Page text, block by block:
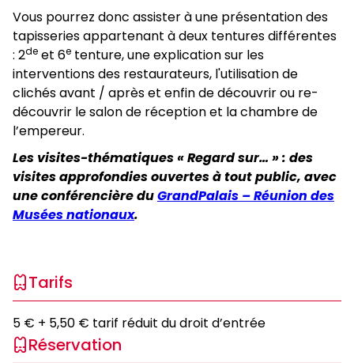
Vous pourrez donc assister à une présentation des
tapisseries appartenant à deux tentures différentes
: 2de et 6e tenture, une explication sur les
interventions des restaurateurs, l'utilisation de
clichés avant / après et enfin de découvrir ou re-
découvrir le salon de réception et la chambre de
l’empereur.
Les visites-thématiques « Regard sur… » : des
visites approfondies ouvertes à tout public, avec
une conférencière duGrandPalais – Réunion des
Musées nationaux.
Tarifs
5 € + 5,50 € tarif réduit du droit d’entrée
Réservation